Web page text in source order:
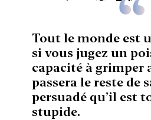
Tout le monde est
si vous jugez un
capacité à grimper
passera le reste de
persuadé qu’il est
stupide.